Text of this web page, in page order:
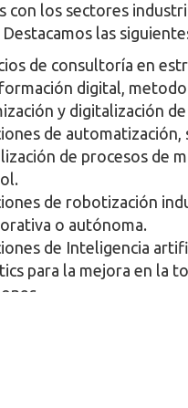
con los sectores
las
de consultoría en
digital,
y digitalización
de automatización,
de procesos de
de robotización
o autónoma.
de Inteligencia
para la mejora en la